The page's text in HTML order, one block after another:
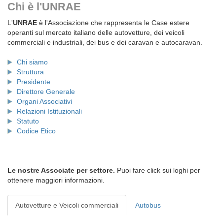
Chi è l'UNRAE
L'UNRAE è l'Associazione che rappresenta le Case estere
operanti sul mercato italiano delle autovetture, dei veicoli
commerciali e industriali, dei bus e dei caravan e autocaravan.
Chi siamo
Struttura
Presidente
Direttore Generale
Organi Associativi
Relazioni Istituzionali
Statuto
Codice Etico
Le nostre Associate per settore. Puoi fare click sui loghi per
ottenere maggiori informazioni.
Autovetture e Veicoli commerciali Autobus